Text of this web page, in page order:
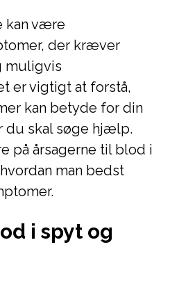
kan være
der kræver
muligvis
er vigtigt at forstå,
kan betyde for din
du skal søge hjælp.
på årsagerne til blod i
man bedst
i spyt og